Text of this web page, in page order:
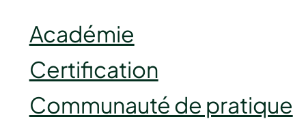
Académie
Certification
Communauté de pratique